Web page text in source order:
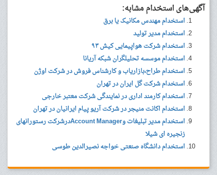
آگهی‌های استخدام مشابه:
استخدام مهندس مکانیک یا برق
استخدام مدیر تولید
استخدام شرکت هواپیمایی کیش ۹۳
استخدام موسسه تحلیلگران شبکه آریانا
استخدام طراح،بازاریاب و کارشناس فروش در شرکت اوژن
استخدام شرکت گل ایران در تهران
استخدام کارمند اداری در نمایندگی شرکت معتبر خارجی
استخدام اکانت منیجر در شرکت آریو پیام ایرانیان در تهران
استخدام مدیر تبلیغات وAccount Managerدرشرکت رستورانهای
زنجیره ای شیلا
استخدام دانشگاه صنعتی خواجه نصیرالدین طوسی